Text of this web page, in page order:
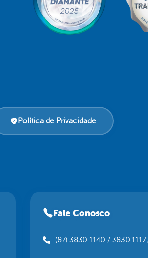
Política de Privacidade
Fale Conosco
(87) 3830 1140 / 3830 1117;